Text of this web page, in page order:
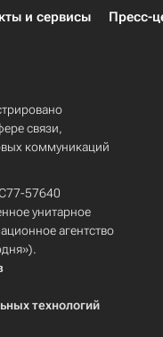
и сервисы Пресс-
связи,
коммуникаций
57640
унитарное
агентство
технологий